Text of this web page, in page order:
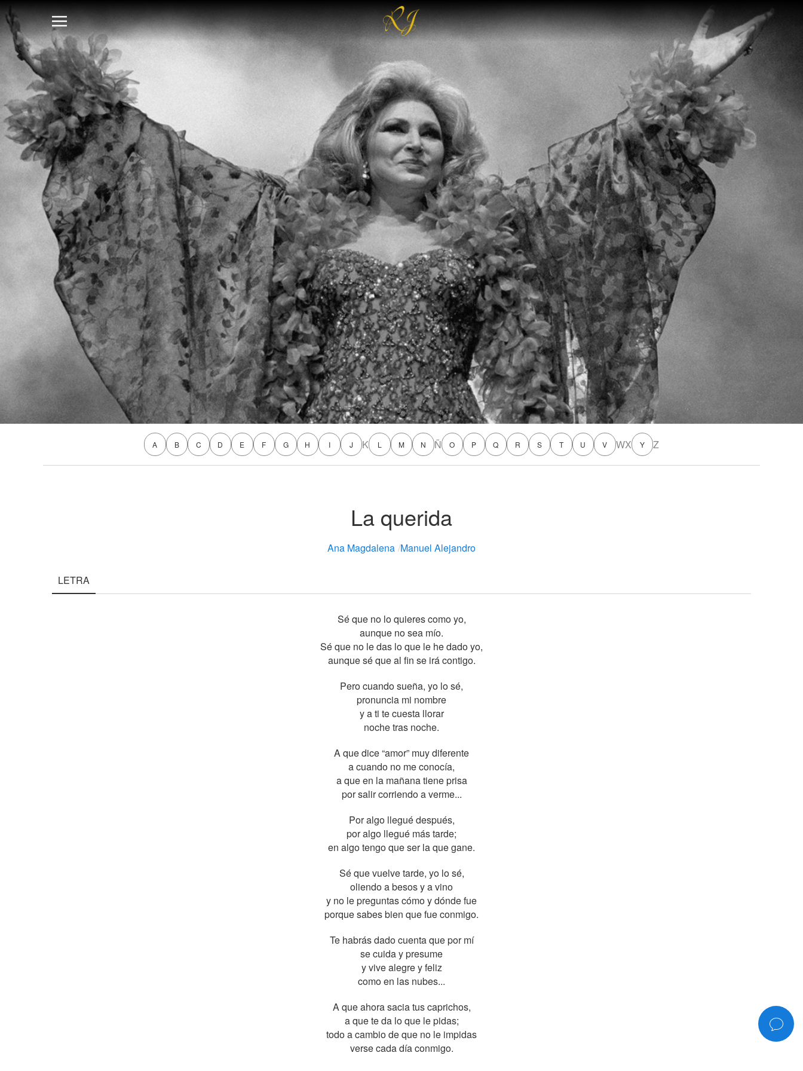
A B C D E F G H I J K L M N Ñ O P Q R S T U V WX Y Z
La querida
Ana Magdalena /Manuel Alejandro
LETRA
Sé que no lo quieres como yo,
aunque no sea mío.
Sé que no le das lo que le he dado yo,
aunque sé que al fin se irá contigo.
Pero cuando sueña, yo lo sé,
pronuncia mi nombre
y a ti te cuesta llorar
noche tras noche.
A que dice “amor” muy diferente
a cuando no me conocía,
a que en la mañana tiene prisa
por salir corriendo a verme...
Por algo llegué después,
por algo llegué más tarde;
en algo tengo que ser la que gane.
Sé que vuelve tarde, yo lo sé,
oliendo a besos y a vino
y no le preguntas cómo y dónde fue
porque sabes bien que fue conmigo.
Te habrás dado cuenta que por mí
se cuida y presume
y vive alegre y feliz
como en las nubes...
A que ahora sacia tus caprichos,
a que te da lo que le pidas;
todo a cambio de que no le impidas
verse cada día conmigo.